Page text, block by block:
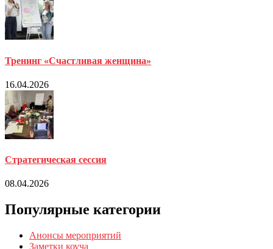
Тренинг «Счастливая женщина»
16.04.2026
Стратегическая сессия
08.04.2026
Популярные категории
Анонсы мероприятий
Заметки коуча